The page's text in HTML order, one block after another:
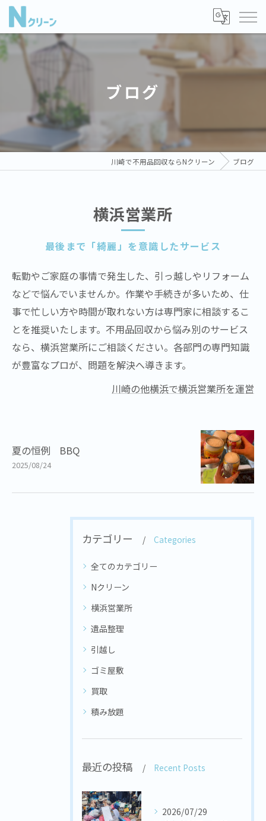
ブログ
川崎で不用品回収ならNクリーン ブログ
横浜営業所
最後まで「綺麗」を意識したサービス
転勤やご家庭の事情で発生した、引っ越しやリフォーム
などで悩んでいませんか。作業や手続きが多いため、仕
事で忙しい方や時間が取れない方は専門家に相談するこ
とを推奨いたします。不用品回収から悩み別のサービス
なら、横浜営業所にご相談ください。各部門の専門知識
が豊富なプロが、問題を解決へ導きます。
川崎の他横浜で横浜営業所を運営
夏の恒例 BBQ
2025/08/24
カテゴリー Categories
全てのカテゴリー
Nクリーン
横浜営業所
遺品整理
引越し
ゴミ屋敷
買取
積み放題
最近の投稿 Recent Posts
2026/07/29